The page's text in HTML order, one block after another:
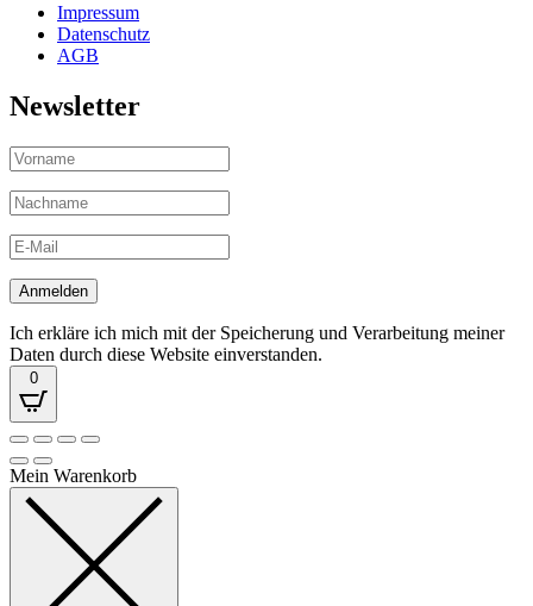
Impressum
Datenschutz
AGB
Newsletter
Ich erkläre ich mich mit der Speicherung und Verarbeitung meiner
Daten durch diese Website einverstanden.
0
Mein Warenkorb